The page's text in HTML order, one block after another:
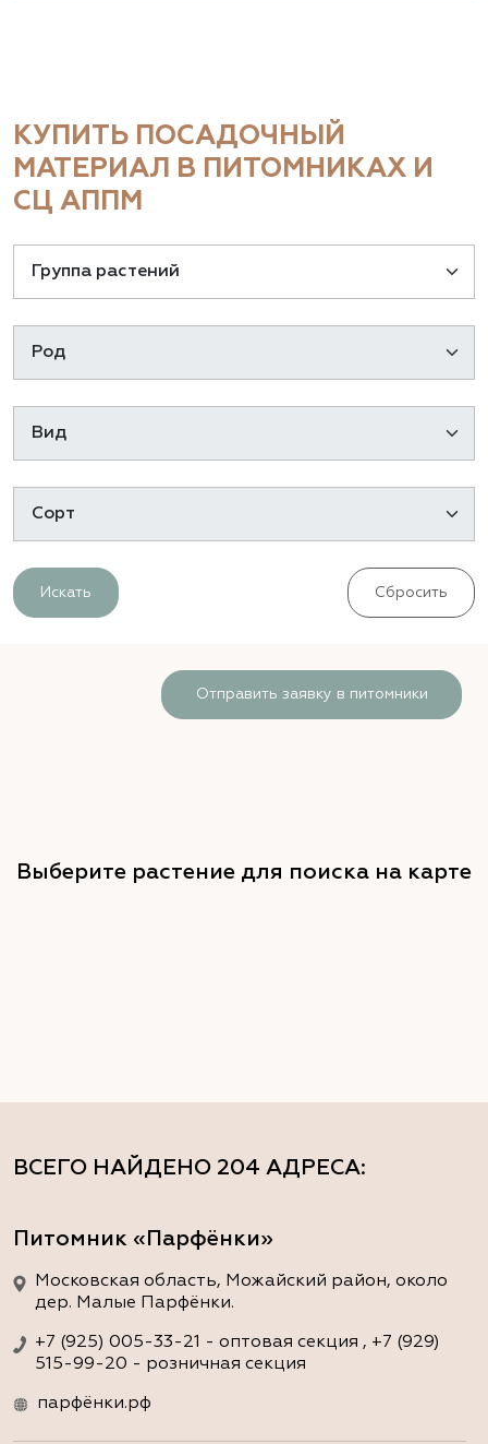
КУПИТЬ ПОСАДОЧНЫЙ
МАТЕРИАЛ В ПИТОМНИКАХ И
СЦ АППМ
Искать Сбросить
ВСЕГО НАЙДЕНО 204 АДРЕСА:
Питомник «Парфёнки»
Московская область, Можайский район, около
дер. Малые Парфёнки.
+7 (925) 005-33-21 - оптовая секция , +7 (929)
515-99-20 - розничная секция
парфёнки.рф
Отправить заявку в питомники
Выберите растение для поиска на карте